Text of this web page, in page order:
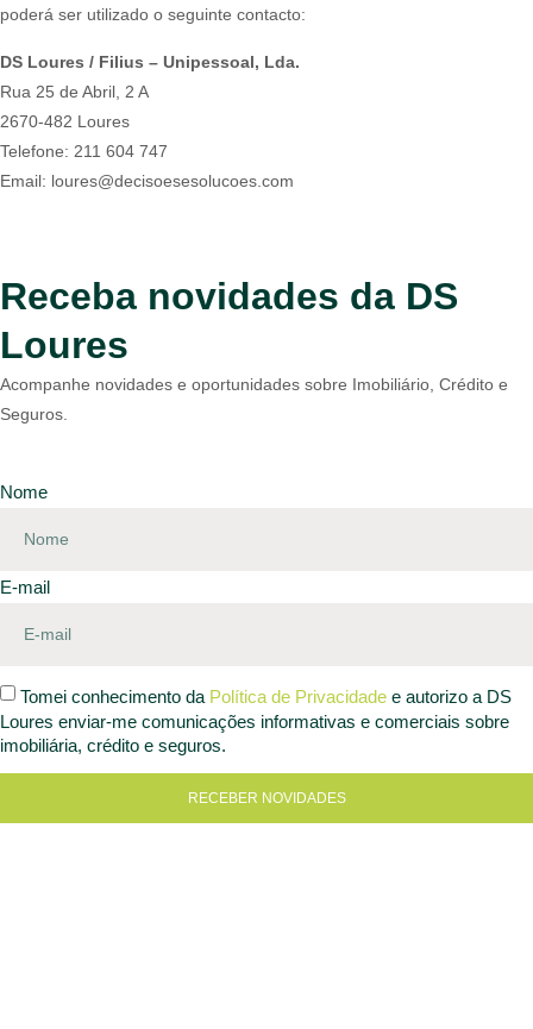
poderá ser utilizado o seguinte contacto:
DS Loures / Filius – Unipessoal, Lda.
Rua 25 de Abril, 2 A
2670-482 Loures
Telefone: 211 604 747
Email: loures@decisoesesolucoes.com
Receba novidades da DS
Loures
Acompanhe novidades e oportunidades sobre Imobiliário, Crédito e
Seguros.
Nome
E-mail
Tomei conhecimento da Política de Privacidade e autorizo a DS
Loures enviar-me comunicações informativas e comerciais sobre
imobiliária, crédito e seguros.
RECEBER NOVIDADES